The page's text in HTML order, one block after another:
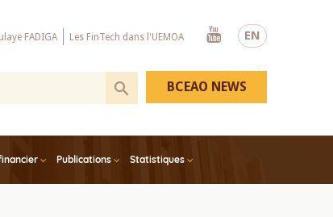
EN
FADIGA Les FinTech dans l'UEMOA
Youtube
Publications Statistiques
BCEAO NEWS